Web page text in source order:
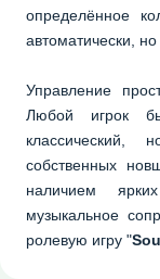
определённое
автоматически,
Управление
Любой игрок
классический,
собственных
наличием
музыкальное
ролевую игру "